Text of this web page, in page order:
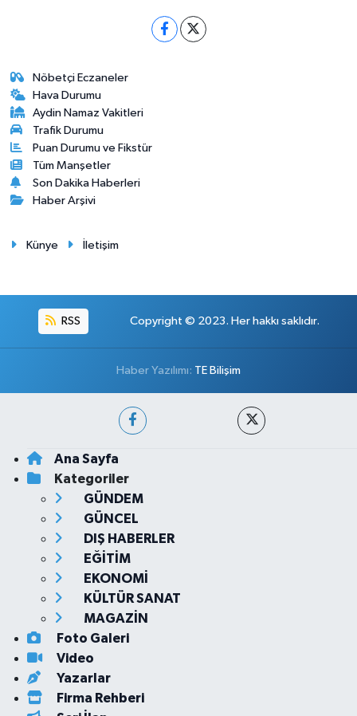
Nöbetçi Eczaneler
Hava Durumu
Aydin Namaz Vakitleri
Trafik Durumu
Puan Durumu ve Fikstür
Tüm Manşetler
Son Dakika Haberleri
Haber Arşivi
Künye İletişim
RSS Copyright © 2023. Her hakkı saklıdır.
Haber Yazılımı: TE Bilişim
Ana Sayfa
Kategoriler
GÜNDEM
GÜNCEL
DIŞ HABERLER
EĞİTİM
EKONOMİ
KÜLTÜR SANAT
MAGAZİN
Foto Galeri
Video
Yazarlar
Firma Rehberi